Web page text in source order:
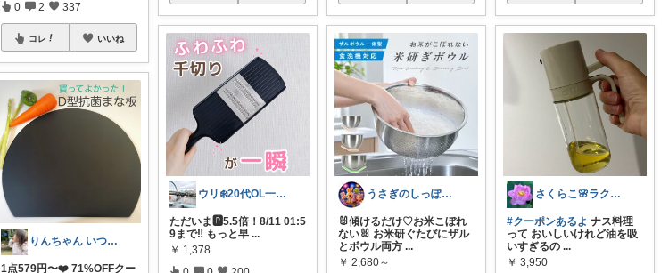
0 2 337
コレ いいね
りんちゃん いつもありがとう⑅◡̈*♡
1点579円〜❤️ 71%OFFクー
ウリ‪❄️20代OL一人暮らしセレクト
ただいま🅿️5.5倍！8/11 01:5
9まで‼️ もっと早 ...
￥ 1,378
うさぎのしっぽ43🐰2児の母👧朝コレ
🐰傾けるだけ♡お米こぼれ
ない🐰 お米研ぐたびにザル
とボウル両方 ...
￥ 2,680～
さくらこ🌸ラクする暮らしnote
#クーポンあるよ ナス料理
って おいしいけれど油を吸
いすぎるの ...
￥ 3,950